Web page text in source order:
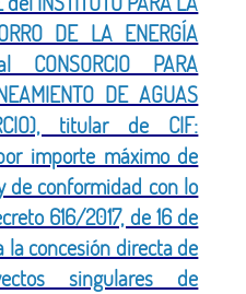
DE LA ENERGÍA
PARA
DE AGUAS
titular de CIF:
importe máximo de
de conformidad con lo
616/2017, de 16 de
la concesión directa de
singulares de